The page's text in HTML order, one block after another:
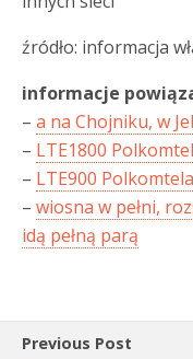
źródło: informacja
informacje
– a na Chojniku, w
– LTE1800
– LTE900
– wiosna w pełni,
idą pełną parą
Previous Post